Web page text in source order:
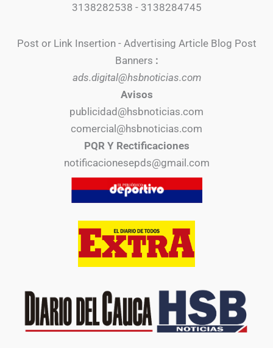
3138282538 - 3138284745
Post or Link Insertion - Advertising Article Blog Post
Banners :
ads.digital@hsbnoticias.com
Avisos
publicidad@hsbnoticias.com
comercial@hsbnoticias.com
PQR Y Rectificaciones
notificacionesepds@gmail.com